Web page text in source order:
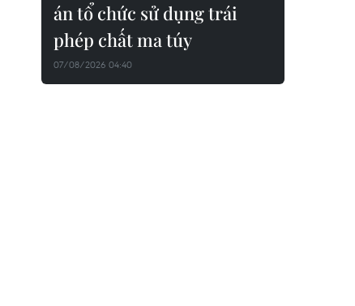
án tổ chức sử dụng trái
phép chất ma túy
07/08/2026 04:40